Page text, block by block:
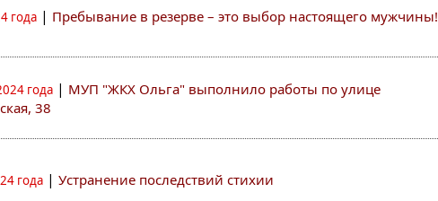
года | Пребывание в резерве – это выбор настоящего мужчины!
года | МУП "ЖКХ Ольга" выполнило работы по улице
38
года | Устранение последствий стихии